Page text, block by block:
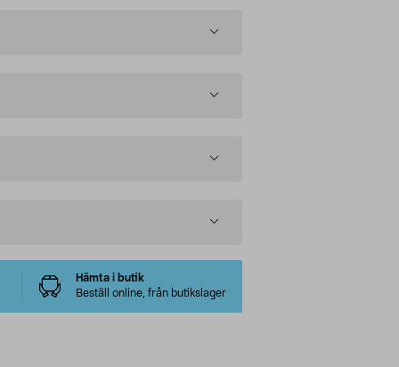
Hämta i butik
Beställ online, från butikslager